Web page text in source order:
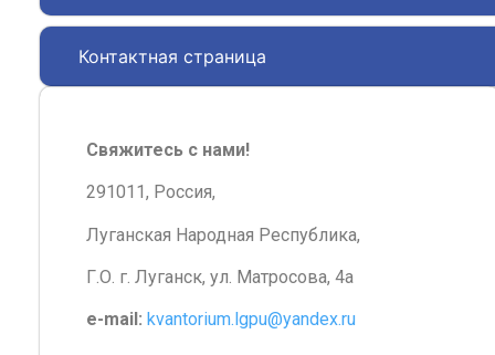
Контактная страница
Свяжитесь с нами!
291011, Россия,
Луганская Народная Республика,
Г.О. г. Луганск, ул. Матросова, 4а
e-mail: kvantorium.lgpu@yandex.ru